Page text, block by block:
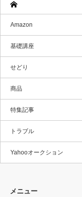
Amazon
基礎講座
せどり
商品
特集記事
トラブル
Yahooオークション
メニュー